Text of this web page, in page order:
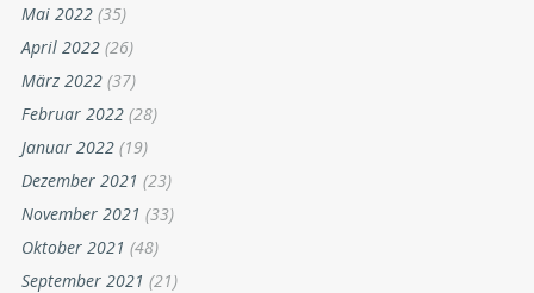
Mai 2022 (35)
April 2022 (26)
März 2022 (37)
Februar 2022 (28)
Januar 2022 (19)
Dezember 2021 (23)
November 2021 (33)
Oktober 2021 (48)
September 2021 (21)